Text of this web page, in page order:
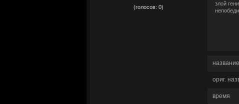
злой
название
ориг.
время
(голосов: 0)